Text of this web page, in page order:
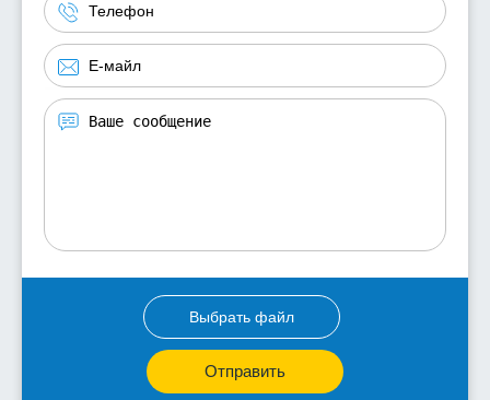
Выбрать файл
Отправить